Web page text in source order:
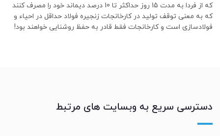
که از فردا به مدت 15 روز حداکثر تا 10 درصد دیماند خود را مصرف کنند
که به معنی توقف تولید در کارخانجات زنجیره فولاد حداقل در احیاء و
فولادسازی است و کارخانجات فقط قادر به حفظ روشنایی خواهند بود!
دسترسی سریع به وبسایت های مرتبط